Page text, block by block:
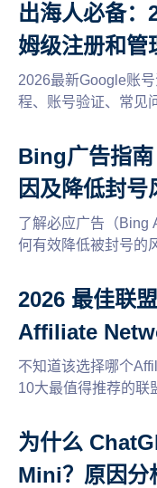
出海人必备
姆级注册和管
2026最新Google账
程、账号验证、常见
Bing广告指
因及降低封号
了解必应广告（Bing
何有效降低被封号的
助您安全推广，优化
2026 最佳联
Affiliate
不知道该选择哪个
10大最值得推荐的联
景，并分享多平台运
适合自己的推广平台
为什么
Mini？原因分